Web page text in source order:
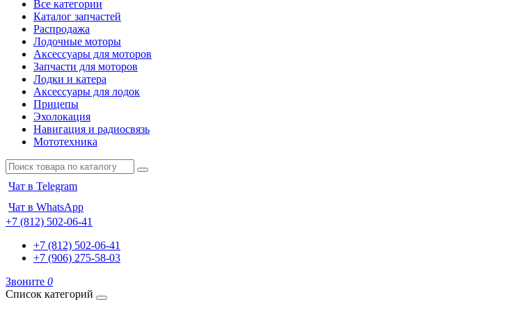
Все категории
Каталог запчастей
Распродажа
Лодочные моторы
Аксессуары для моторов
Запчасти для моторов
Лодки и катера
Аксессуары для лодок
Прицепы
Эхолокация
Навигация и радиосвязь
Мототехника
Чат в Telegram
Чат в WhatsApp
+7 (812) 502-06-41
+7 (812) 502-06-41
+7 (906) 275-58-03
Звоните 0
Список категорий